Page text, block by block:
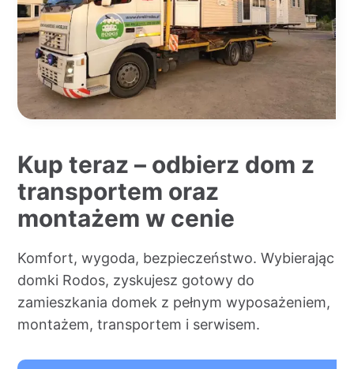
Kup teraz – odbierz dom z
transportem oraz
montażem w cenie
Komfort, wygoda, bezpieczeństwo. Wybierając
domki Rodos, zyskujesz gotowy do
zamieszkania domek z pełnym wyposażeniem,
montażem, transportem i serwisem.